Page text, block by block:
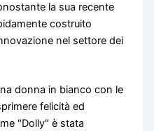
la sua recente
costruito
nel settore dei
donna in bianco con le
felicità ed
"Dolly" è stata